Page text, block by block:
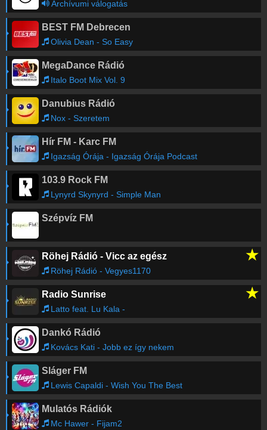
Archívumi válogatás
BEST FM Debrecen
Olivia Dean - So Easy
MegaDance Rádió
Italo Boot Mix Vol. 9
Danubius Rádió
Nox - Szeretem
Hír FM - Karc FM
Igazság Órája - Igazság Órája Podcast
103.9 Rock FM
Lynyrd Skynyrd - Simple Man
Szépvíz FM
Röhej Rádió - Vicc az egész ★
Röhej Rádió - Vegyes1170
Radio Sunrise ★
Latto feat. Lu Kala -
Dankó Rádió
Kovács Kati - Jobb ez így nekem
Sláger FM
Lewis Capaldi - Wish You The Best
Mulatós Rádiók
Mc Hawer - Fijam2